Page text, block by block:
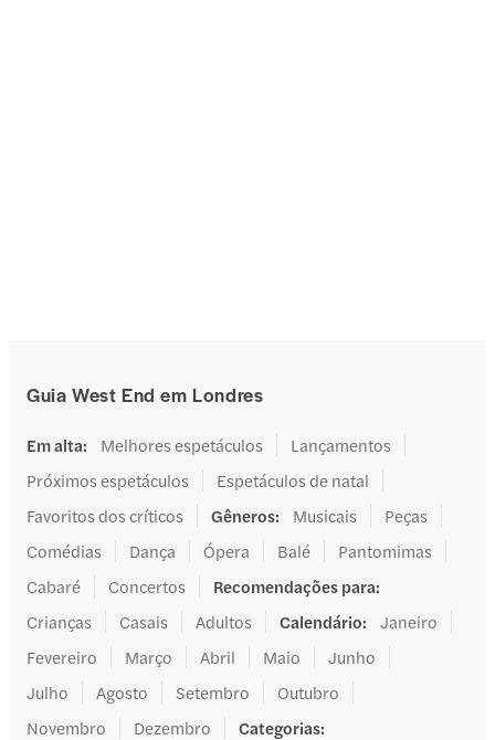
Guia West End em Londres
Em alta: Melhores espetáculos
Lançamentos
Próximos espetáculos
Espetáculos de natal
Favoritos dos críticos
Gêneros: Musicais
Peças
Comédias
Dança Ópera Balé
Pantomimas
Cabaré
Concertos Recomendações para:
Crianças
Casais Adultos Calendário:
Janeiro
Fevereiro
Março Abril Maio
Junho
Julho
Agosto Setembro
Outubro
Novembro
Dezembro Categorias: